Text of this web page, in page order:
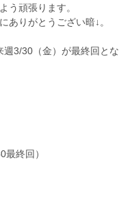
う頑張ります。
ありがとうござい暗↓。
週3/30（金）が最終回とな
終回）